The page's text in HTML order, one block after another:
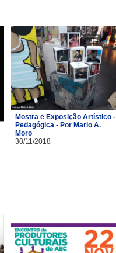
Mostra e Exposição Artístico -
Pedagógica - Por Mario A.
Moro
30/11/2018